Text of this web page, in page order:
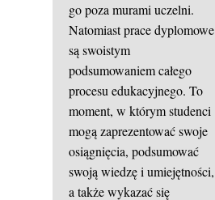
go poza murami uczelni.
Natomiast prace dyplomowe
są swoistym
podsumowaniem całego
procesu edukacyjnego. To
moment, w którym studenci
mogą zaprezentować swoje
osiągnięcia, podsumować
swoją wiedzę i umiejętności,
a także wykazać się